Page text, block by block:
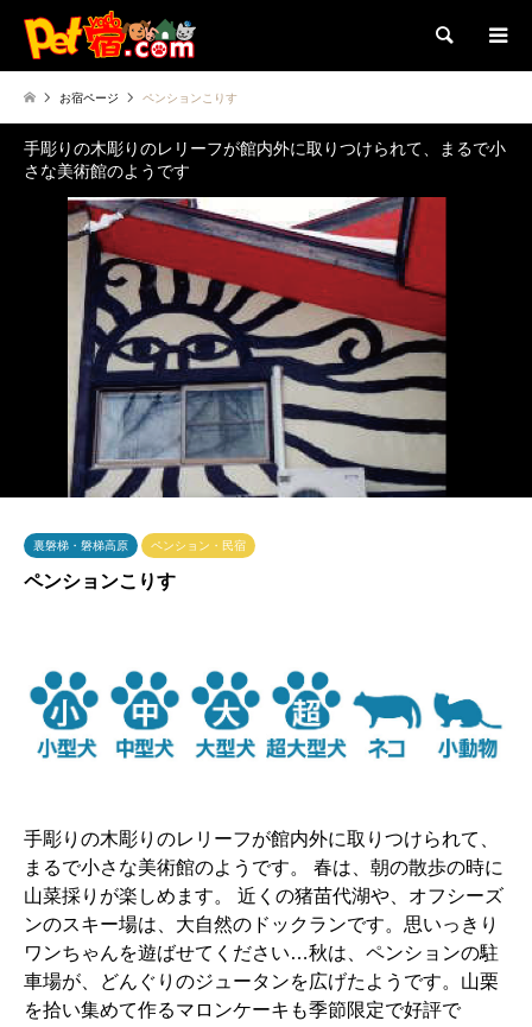
検索
お宿ページ ペンションこりす
手彫りの木彫りのレリーフが館内外に取りつけられて、まるで小
さな美術館のようです
裏磐梯・磐梯高原 ペンション・民宿
ペンションこりす
手彫りの木彫りのレリーフが館内外に取りつけられて、
まるで小さな美術館のようです。 春は、朝の散歩の時に
山菜採りが楽しめます。 近くの猪苗代湖や、オフシーズ
ンのスキー場は、大自然のドックランです。思いっきり
ワンちゃんを遊ばせてください…秋は、ペンションの駐
車場が、どんぐりのジュータンを広げたようです。山栗
を拾い集めて作るマロンケーキも季節限定で好評で